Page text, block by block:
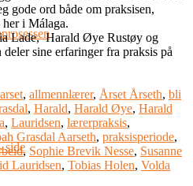
side
gode ord både om praksisen,
i Málaga.
Lade, Harald Øye Rustøy og
sine erfaringer fra praksis på
, allmennlærer, Årset Årseth, bli
, Harald, Harald Øye, Harald
, Lauridsen, lærerpraksis,
Grasdal Aarseth, praksisperiode,
, Sophie Brevik Nesse, Susanne
Lauridsen, Tobias Holen, Volda